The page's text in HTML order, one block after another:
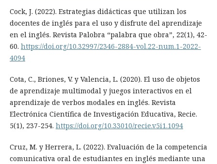
Cock, J. (2022). Estrategias didácticas que utilizan los
docentes de inglés para el uso y disfrute del aprendizaje
en el inglés. Revista Palobra “palabra que obra”, 22(1), 42-
60. https://doi.org/10.32997/2346-2884-vol.22-num.1-2022-
4094
Cota, C., Briones, V. y Valencia, L. (2020). El uso de objetos
de aprendizaje multimodal y juegos interactivos en el
aprendizaje de verbos modales en inglés. Revista
Electrónica Científica de Investigación Educativa, Recie.
5(1), 237-254. https://doi.org/10.33010/recie.v5i1.1094
Cruz, M. y Herrera, L. (2022). Evaluación de la competencia
comunicativa oral de estudiantes en inglés mediante una